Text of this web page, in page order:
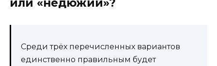
или «недюжий»?
Среди трёх перечисленных вариантов
единственно правильным будет